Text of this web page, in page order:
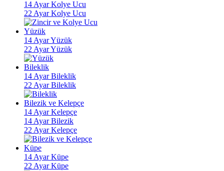
14 Ayar Kolye Ucu
22 Ayar Kolye Ucu
Yüzük
14 Ayar Yüzük
22 Ayar Yüzük
Bileklik
14 Ayar Bileklik
22 Ayar Bileklik
Bilezik ve Kelepçe
14 Ayar Kelepçe
14 Ayar Bilezik
22 Ayar Kelepçe
Küpe
14 Ayar Küpe
22 Ayar Küpe